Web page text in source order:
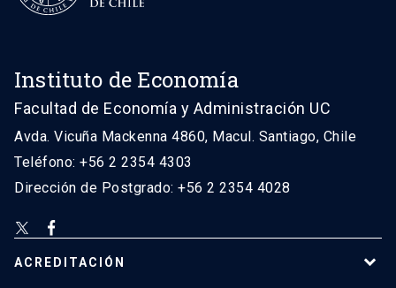
Instituto de Economía
Facultad de Economía y Administración UC
Avda. Vicuña Mackenna 4860, Macul. Santiago, Chile
Teléfono: +56 2 2354 4303
Dirección de Postgrado: +56 2 2354 4028
ACREDITACIÓN